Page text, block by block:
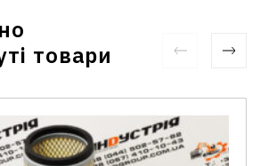
товари
з нами
запасних частин